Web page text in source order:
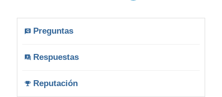
Preguntas
Respuestas
Reputación